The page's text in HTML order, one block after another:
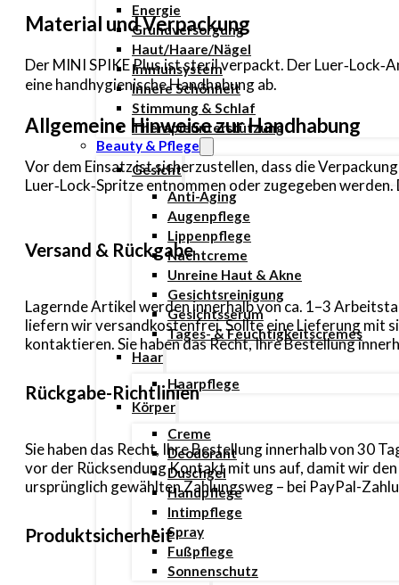
Energie
Grundversorgung
Haut/Haare/Nägel
Immunsystem
Innere Schönheit
Stimmung & Schlaf
Therapieunterstützung
Beauty & Pflege
Gesicht
Anti-Aging
Augenpflege
Lippenpflege
Nachtcreme
Unreine Haut & Akne
Gesichtsreinigung
Gesichtsserum
Tages- & Feuchtigkeitscremes
Haar
Haarpflege
Körper
Creme
Deodorant
Duschgel
Handpflege
Intimpflege
Spray
Fußpflege
Sonnenschutz
Material und Verpackung
Der MINI SPIKE Plus ist steril verpackt. Der
eine handhygienische Handhabung ab.
Allgemeine Hinweise zur Handhabung
Vor dem Einsatz ist sicherzustellen, dass die
Luer‑Lock‑Spritze entnommen oder zugegeben
Versand & Rückgabe
Lagernde Artikel werden innerhalb von ca. 1–3
liefern wir versandkostenfrei. Sollte eine Lieferung mit
kontaktieren. Sie haben das Recht, Ihre Bestellung
Rückgabe-Richtlinien
Sie haben das Recht, Ihre Bestellung innerhalb von 30
vor der Rücksendung Kontakt mit uns auf, damit wir
ursprünglich gewählten Zahlungsweg – bei PayPal-
Produktsicherheit